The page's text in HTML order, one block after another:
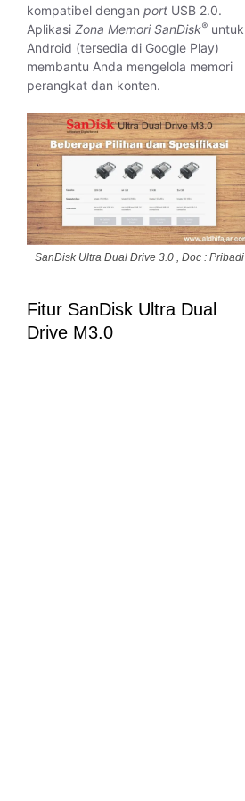
kompatibel dengan port USB 2.0.
Aplikasi Zona Memori SanDisk® untuk
Android (tersedia di Google Play)
membantu Anda mengelola memori
perangkat dan konten.
SanDisk Ultra Dual Drive 3.0 , Doc : Pribadi
Fitur SanDisk Ultra Dual
Drive M3.0